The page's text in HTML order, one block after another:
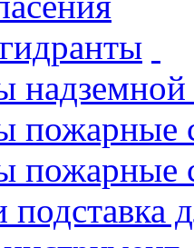
пожарные
пожарные